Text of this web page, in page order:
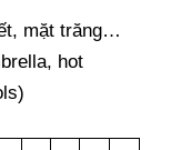
mặt trăng…
hot